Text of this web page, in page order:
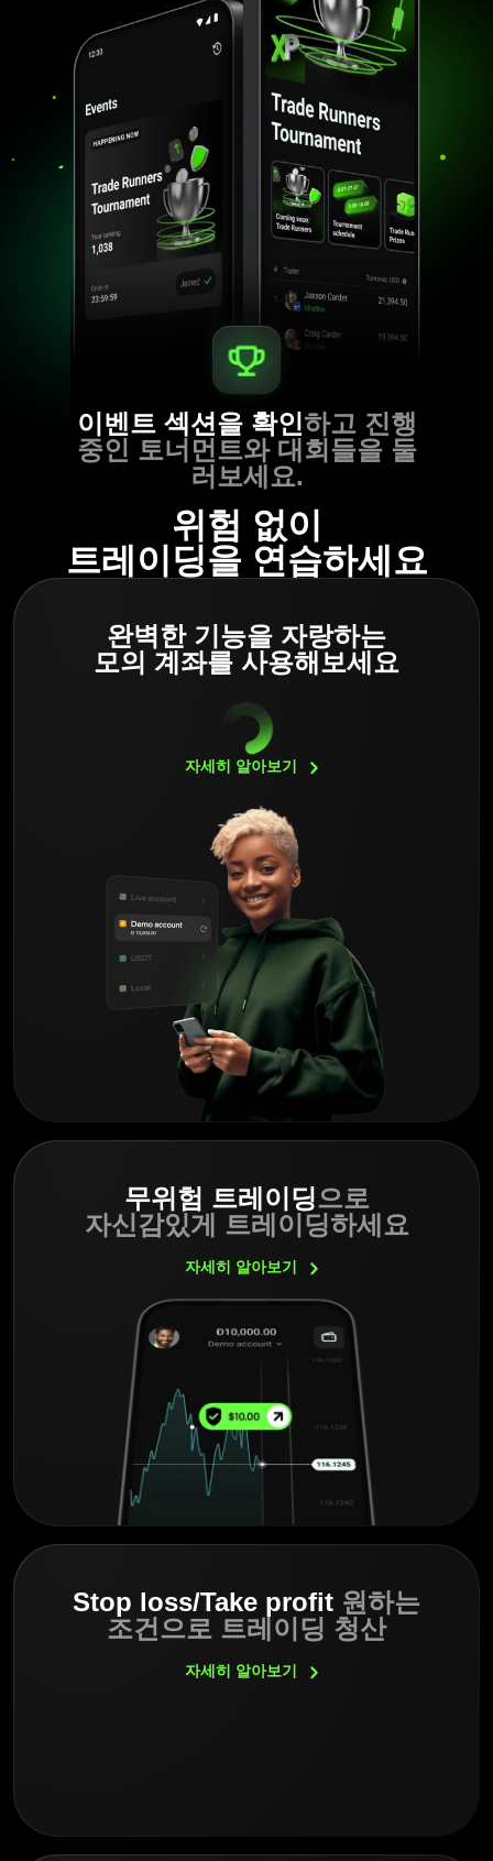
이벤트 섹션을 확인하고 진행
중인 토너먼트와 대회들을 둘
러보세요.
위험 없이
트레이딩을 연습하세요
완벽한 기능을 자랑하는
모의 계좌를 사용해보세요
자세히 알아보기
무위험 트레이딩으로
자신감있게 트레이딩하세요
자세히 알아보기
Stop loss/Take profit 원하는
조건으로 트레이딩 청산
자세히 알아보기